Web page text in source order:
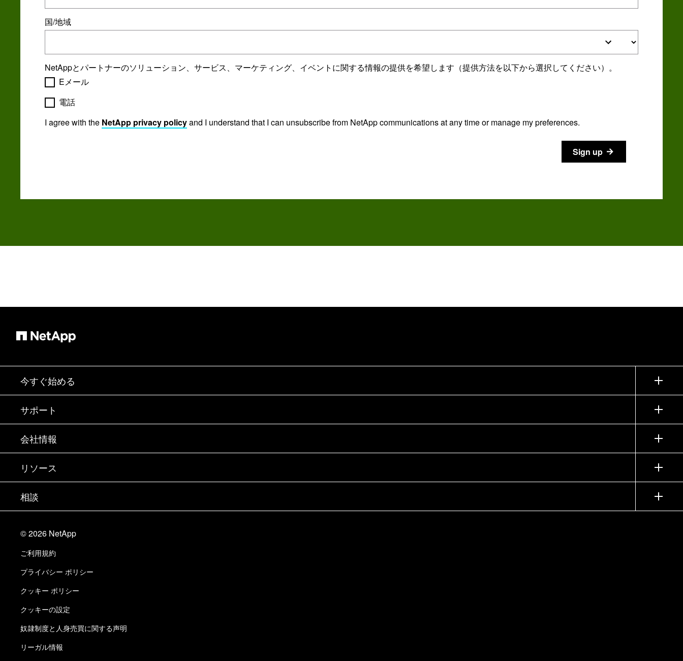
国/地域
NetAppとパートナーのソリューション、サービス、マーケティング、イベントに関する情報の提供を希望します（提供方法を以下から選択してください）。
Eメール
電話
I agree with the NetApp privacy policyand I understand that I can unsubscribe from NetApp communications at any time or manage my preferences.
Sign up
今すぐ始める
購入方法
営業チームへのお問い合わせ
パートナーを検索
エグゼクティブ ブリーフィング
製品A-Z
サポート
サポート
トレーニング
ドキュメント
ナレッジ ベース
コミュニティ
知識の習得
会社情報
会社情報
パートナー
採用情報
Trust Center
責任と持続可能性
品質に関する認定
NetApp Instaclustr
リソース
ニュースルーム
イベント
ブログ
カスタマー エクスペリエンス
ユーザ事例
相談
当サイトに関するフィードバック
アクセシビリティ
Eメールの登録
©2026 NetApp
ご利用規約
プライバシー ポリシー
クッキー ポリシー
クッキーの設定
奴隷制度と人身売買に関する声明
リーガル情報